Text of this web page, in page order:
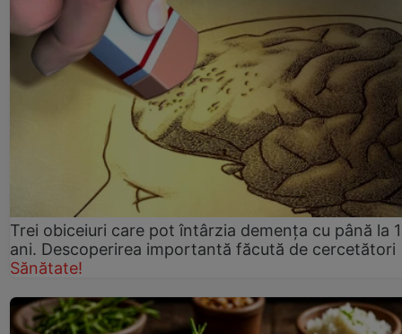
Trei obiceiuri care pot întârzia demența cu până la
ani. Descoperirea importantă făcută de cercetători
Sănătate!